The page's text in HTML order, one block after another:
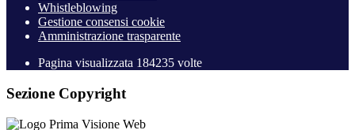
Whistleblowing
Gestione consensi cookie
Amministrazione trasparente
Pagina visualizzata 184235 volte
Sezione Copyright